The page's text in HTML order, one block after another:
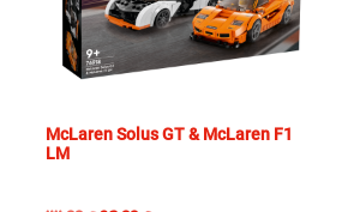
McLaren Solus GT & McLaren F1
LM